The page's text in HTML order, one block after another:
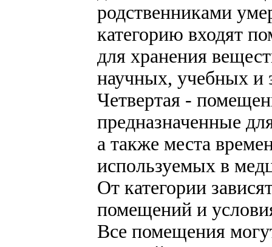
родственниками
категорию входят
для хранения
научных, учебных и
Четвертая -
предназначенные
а также места
используемых в
От категории
помещений и
Все помещения